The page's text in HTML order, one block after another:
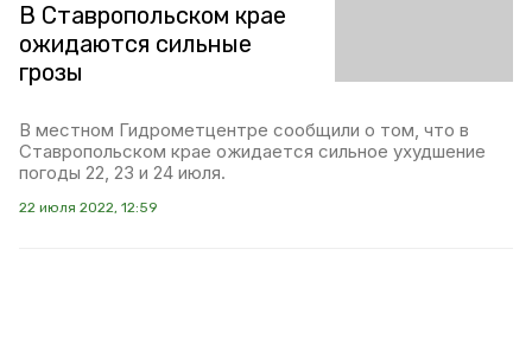
В Ставропольском крае
ожидаются сильные
грозы
В местном Гидрометцентре сообщили о том, что в
Ставропольском крае ожидается сильное ухудшение
погоды 22, 23 и 24 июля.
22 июля 2022, 12:59